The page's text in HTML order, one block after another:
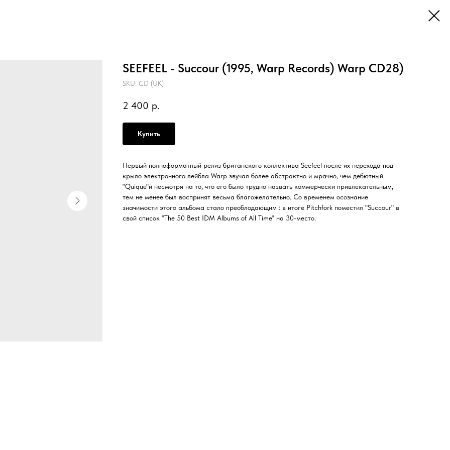
SEEFEEL - Succour (1995, Warp Records) Warp CD28)
SKU: CD (UK)
2 400 р.
Купить
Первый полноформатный релиз британского коллектива Seefeel после их перехода под
крыло электронного лейбла Warp звучал более абстрактно и мрачно, чем дебютный
"Quique"и несмотря на то, что его было трудно назвать коммерчески привлекательным,
тем не менее был воспринят весьма благожелательно. Со временем осознание
значимости этого альбома стало преоблодающим : в итоге Pitchfork поместил "Succour" в
свой список "The 50 Best IDM Albums of All Time" на 30-место.